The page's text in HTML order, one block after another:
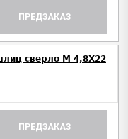
ПРЕДЗАКАЗ
сверло М 4,8Х22
ПРЕДЗАКАЗ